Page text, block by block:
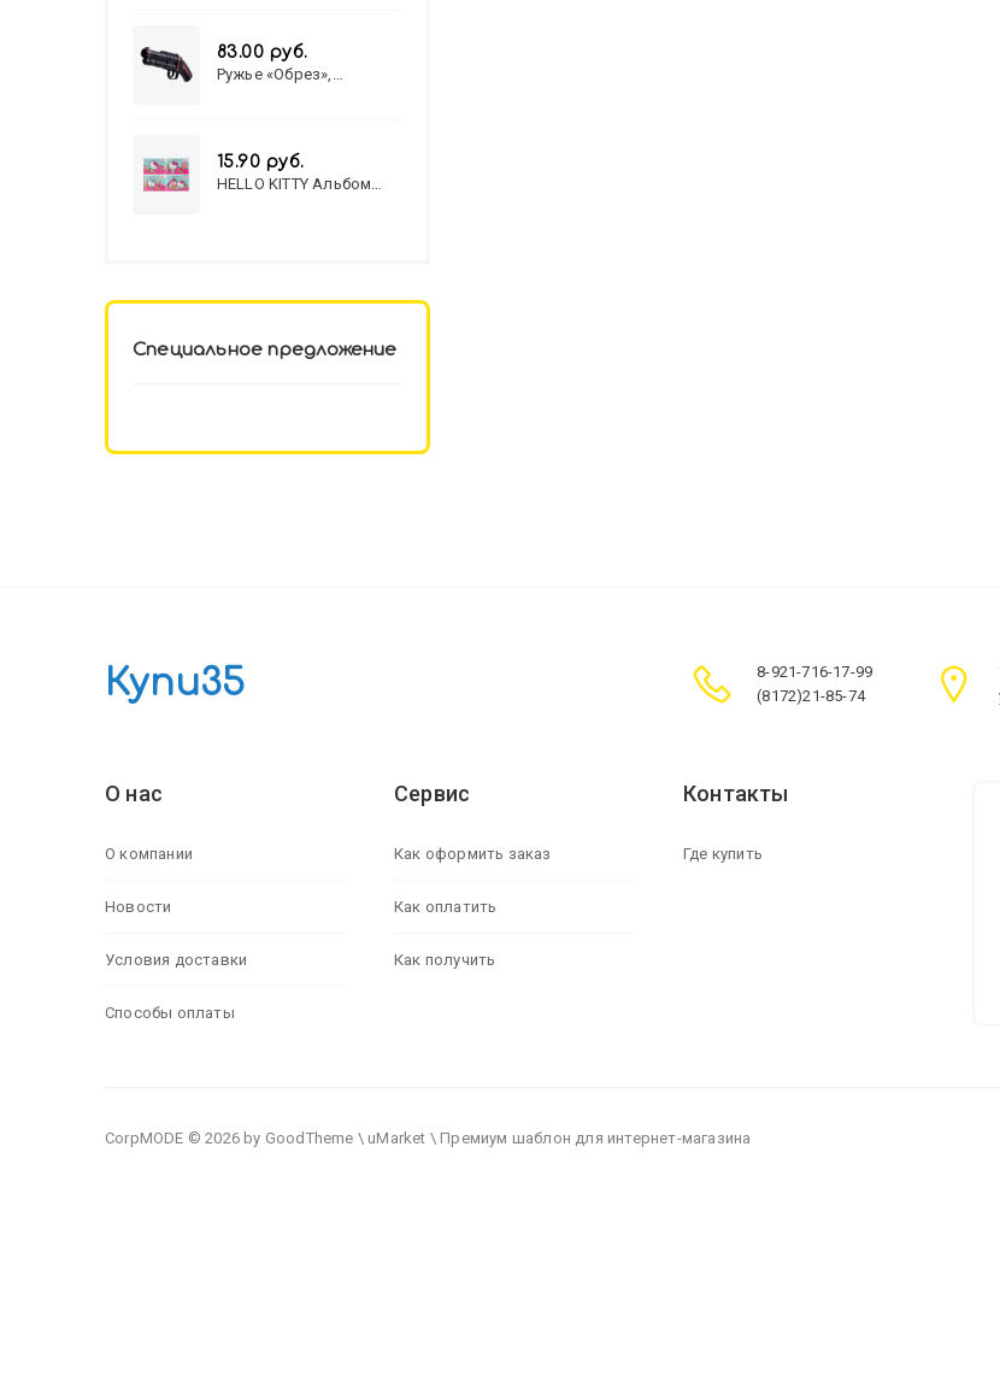
83.00 руб.
Ружье «Обрез»,
15.90 руб.
HELLO KITTY Альбом
Специальное предложение
Купи35
8-921-716-17-99
(8172)21-85-74
О нас
О компании
Новости
Условия доставки
Способы оплаты
Сервис
Как оформить заказ
Как оплатить
Как получить
Контакты
Где купить
CorpMODE © 2026 by GoodTheme \ uMarket \ Премиум шаблон для интернет-магазина